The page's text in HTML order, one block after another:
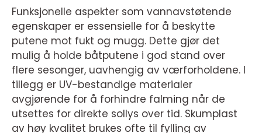
Funksjonelle aspekter som vannavstøtende
egenskaper er essensielle for å beskytte
putene mot fukt og mugg. Dette gjør det
mulig å holde båtputene i god stand over
flere sesonger, uavhengig av værforholdene. I
tillegg er UV-bestandige materialer
avgjørende for å forhindre falming når de
utsettes for direkte sollys over tid. Skumplast
av høy kvalitet brukes ofte til fylling av